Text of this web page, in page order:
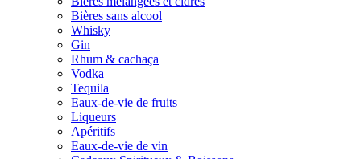
Bières sans alcool
Whisky
Gin
Rhum & cachaça
Vodka
Tequila
Eaux-de-vie de fruits
Liqueurs
Apéritifs
Eaux-de-vie de vin